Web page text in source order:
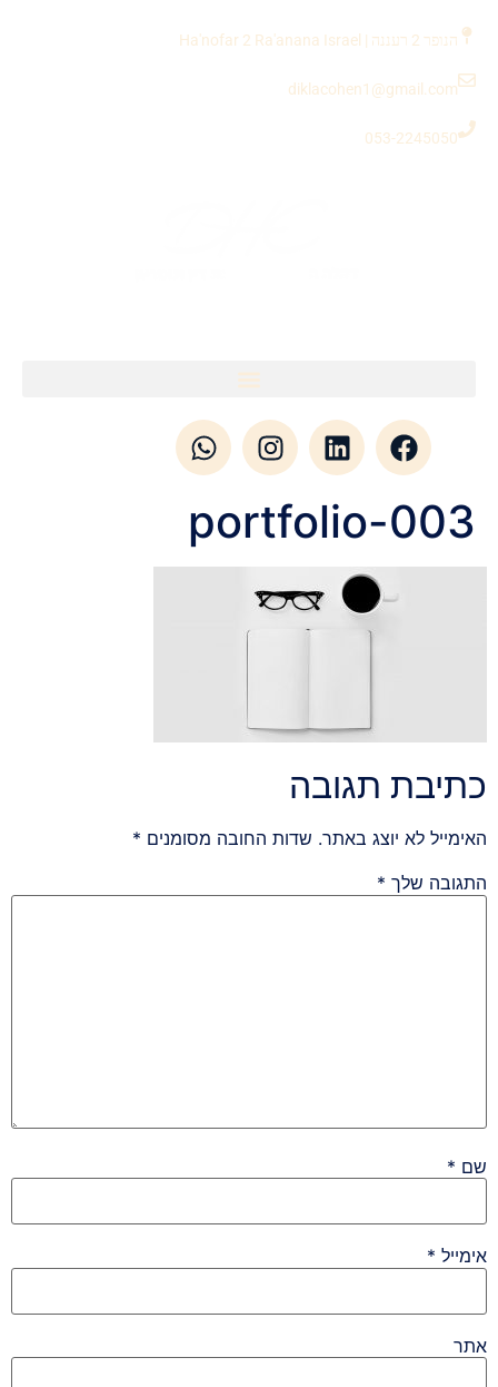
הנופר 2 רעננה | Ha'nofar 2 Ra'anana Israel
diklacohen1@gmail.com
053-2245050
portfolio-003
כתיבת תגובה
האימייל לא יוצג באתר. שדות החובה מסומנים *
התגובה שלך *
שם *
אימייל *
אתר